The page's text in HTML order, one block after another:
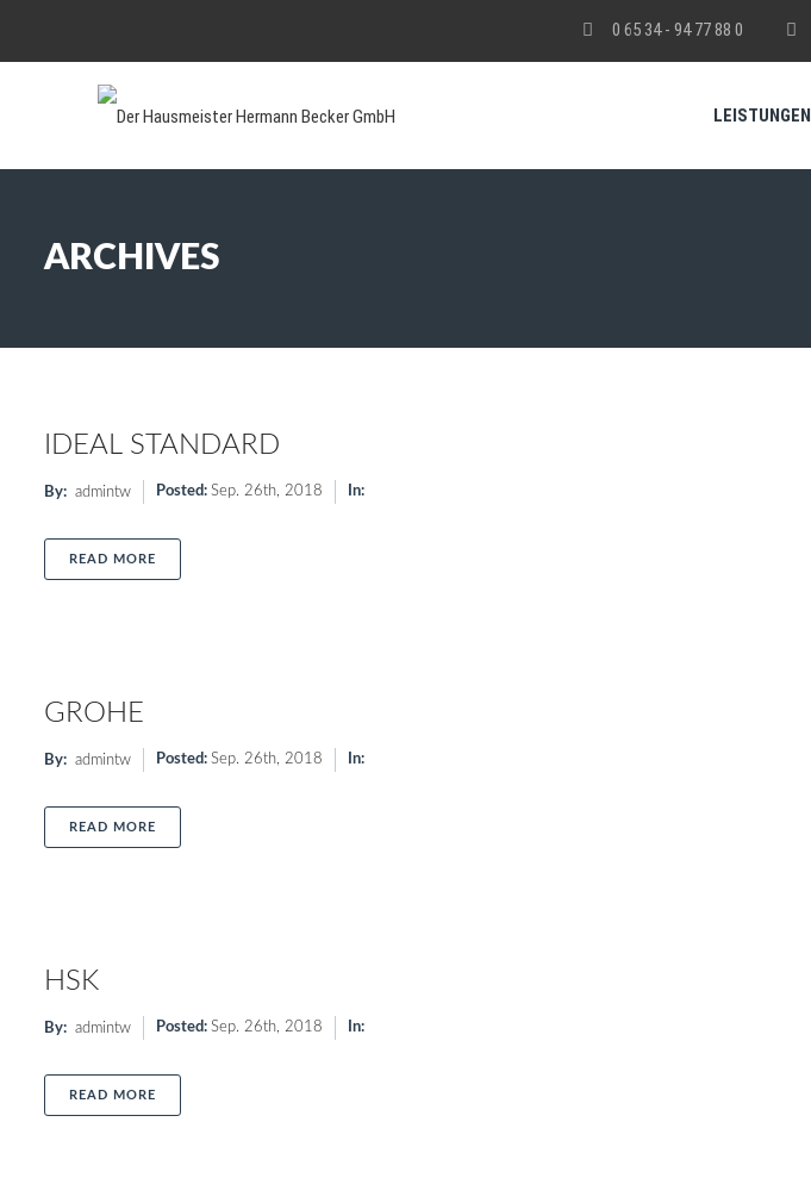
0 65 34 - 94 77 88 0
LEISTUNGEN
ARCHIVES
IDEAL STANDARD
By: admintw Posted: Sep. 26th, 2018 In:
READ MORE
GROHE
By: admintw Posted: Sep. 26th, 2018 In:
READ MORE
HSK
By: admintw Posted: Sep. 26th, 2018 In:
READ MORE